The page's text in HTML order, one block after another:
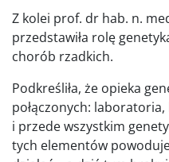
Z kolei prof. dr hab. n.
przedstawiła rolę
chorób rzadkich.
Podkreśliła, że opieka
połączonych:
i przede wszystkim
tych elementów